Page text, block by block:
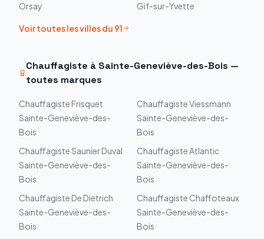
Orsay
Gif-sur-Yvette
Voir toutes les villes du 91
Chauffagiste à Sainte-Geneviève-des-Bois —
toutes marques
Chauffagiste Frisquet
Sainte-Geneviève-des-
Bois
ChauffagisteViessmann
Sainte-Geneviève-des-
Bois
ChauffagisteSaunier Duval
Sainte-Geneviève-des-
Bois
ChauffagisteAtlantic
Sainte-Geneviève-des-
Bois
Chauffagiste De Dietrich
Sainte-Geneviève-des-
Bois
Chauffagiste Chaffoteaux
Sainte-Geneviève-des-
Bois